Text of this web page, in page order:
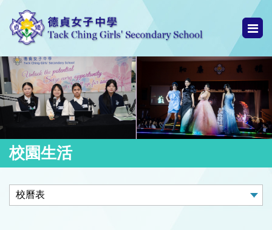
校園生活